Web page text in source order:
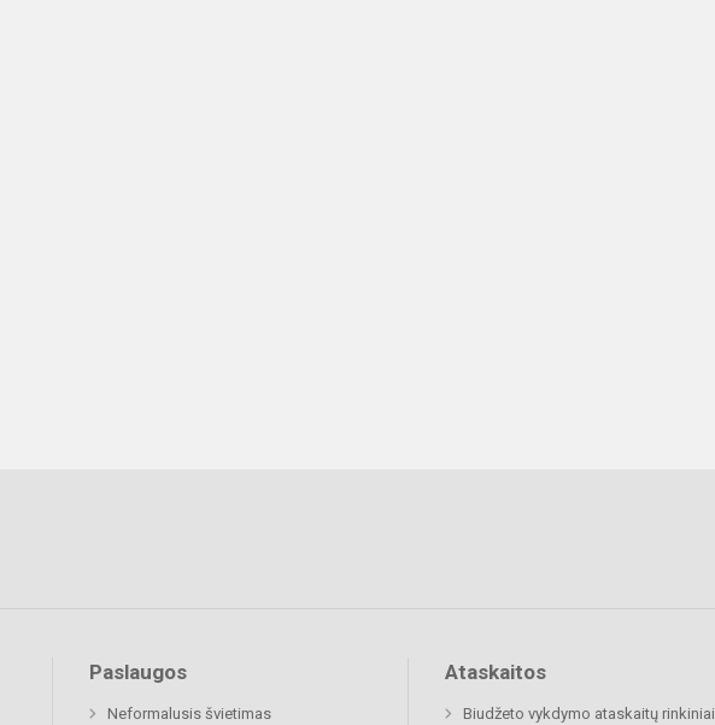
Paslaugos
Neformalusis švietimas
Ataskaitos
Biudžeto vykdymo ataskaitų rinkiniai